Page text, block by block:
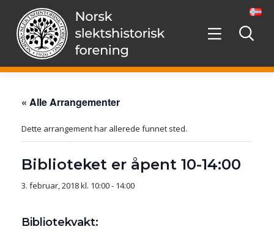
videre
innholdet
« Alle Arrangementer
Dette arrangement har allerede funnet sted.
Biblioteket er åpent 10-14:00
3. februar, 2018 kl. 10:00- 14:00
Bibliotekvakt: